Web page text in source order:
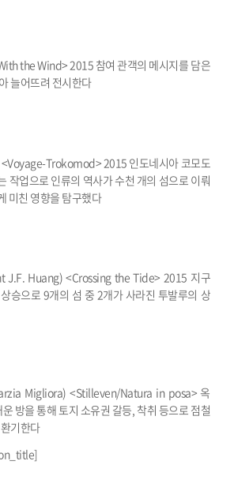
the Wind> 2015 참여 관객의 메시지를 담은
늘어뜨려 전시한다
Trokomod> 2015 인도네시아 코모도
작업으로 인류의 역사가 수천 개의 섬으로 이뤄
미친 영향을 탐구했다
J.F. Huang) <Crossing the Tide> 2015 지구
승으로 9개의 섬 중 2개가 사라진 투발루의 상
Migliora) <Stilleven/Natura in posa> 옥
방을 통해 토지 소유권 갈등, 착취 등으로 점철
기한다